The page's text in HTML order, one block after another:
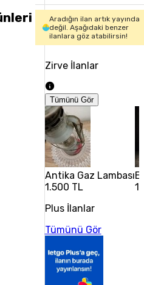
Aradığın ilan artık yayında
değil. Aşağıdaki benzer
ilanlara göz atabilirsin!
Zirve İlanlar
Tümünü Gör
Antika Gaz Lambası
1.500 TL
Plus İlanlar
Tümünü Gör